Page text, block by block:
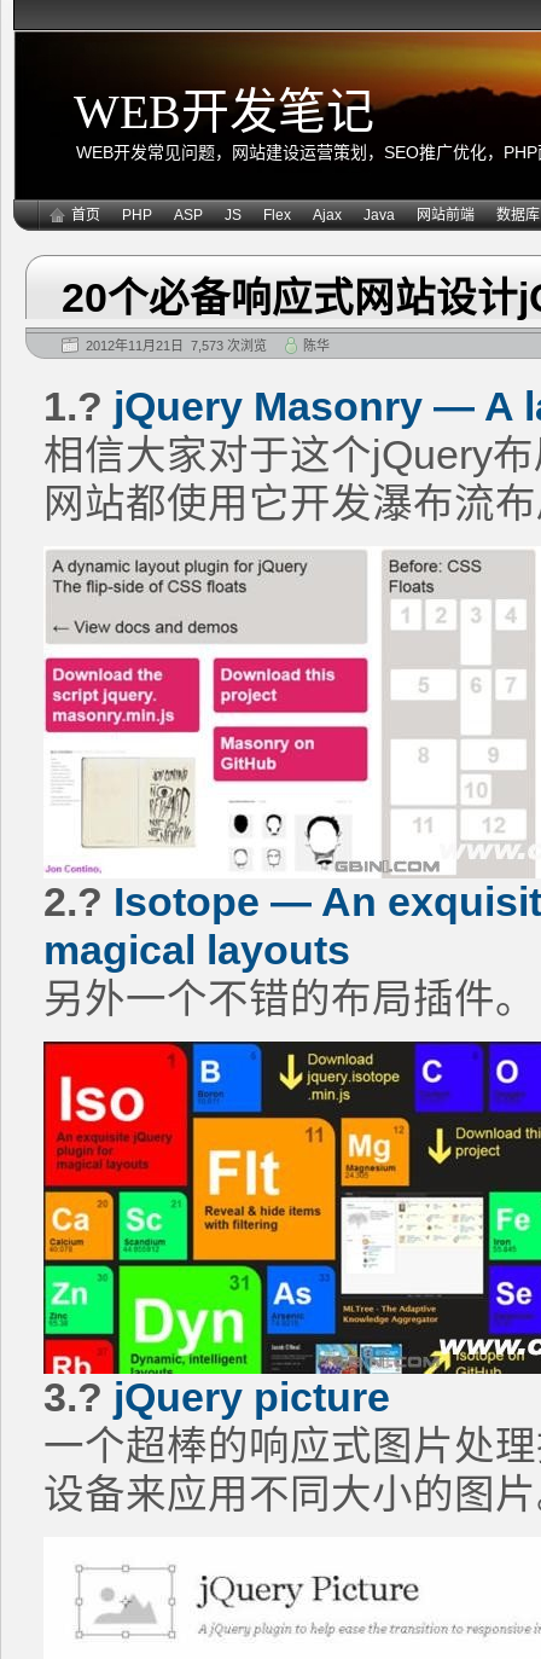
WEB开发笔记
WEB开发常见问题，网站建设运营策划，SEO推广优化，
首页 PHP ASP JS Flex Ajax Java 网站前端 数据库
20个必备响应式网站设计
2012年11月21日 7,573 次浏览 陈华
1.? jQuery Masonry — A
相信大家对于这个jQuery
网站都使用它开发瀑布流
2.? Isotope — An
magical layouts
另外一个不错的布局插件。
3.? jQuery picture
一个超棒的响应式图片处
设备来应用不同大小的图